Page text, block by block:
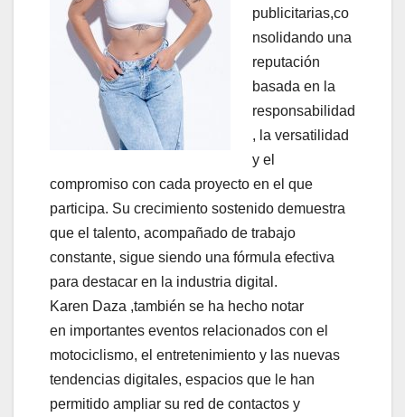
publicitarias,co
nsolidando una
reputación
basada en la
responsabilidad
, la versatilidad
y el
compromiso con cada proyecto en el que
participa. Su crecimiento sostenido demuestra
que el talento, acompañado de trabajo
constante, sigue siendo una fórmula efectiva
para destacar en la industria digital.
Karen Daza ,también se ha hecho notar
en importantes eventos relacionados con el
motociclismo, el entretenimiento y las nuevas
tendencias digitales, espacios que le han
permitido ampliar su red de contactos y